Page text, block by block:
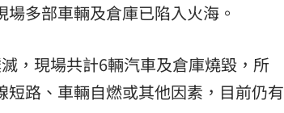
多部車輛及倉庫已陷入火海。
，現場共計6輛汽車及倉庫燒毀，所
路、車輛自燃或其他因素，目前仍有